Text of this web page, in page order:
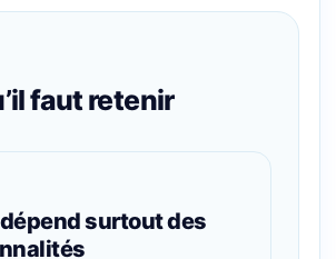
faut retenir
surtout des